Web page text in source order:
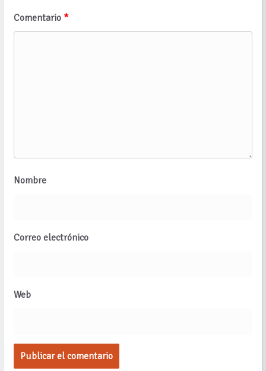
Comentario *
Nombre
Correo electrónico
Web